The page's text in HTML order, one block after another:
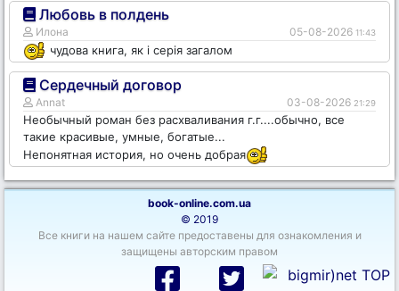
Любовь в полдень
Илона 05-08-2026 11:43
чудова книга, як і серія загалом
Сердечный договор
Annat 03-08-2026 21:29
Необычный роман без расхваливания г.г....обычно, все
такие красивые, умные, богатые...
Непонятная история, но очень добрая
book-online.com.ua
© 2019
Все книги на нашем сайте предоставены для ознакомления и
защищены авторским правом